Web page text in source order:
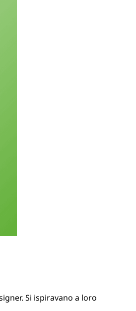
Si ispiravano a loro